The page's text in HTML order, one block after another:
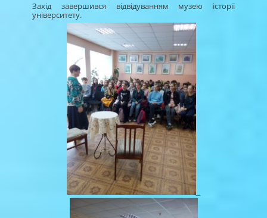
Захід завершився відвідуванням музею історії
університету.